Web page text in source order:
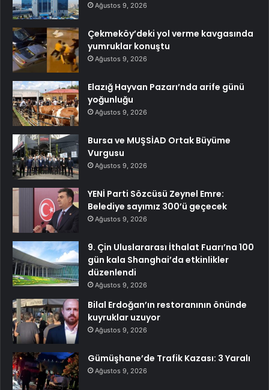
Ağustos 9, 2026
Çekmeköy’deki yol verme kavgasında
yumruklar konuştu
Ağustos 9, 2026
Elazığ Hayvan Pazarı’nda arife günü
yoğunluğu
Ağustos 9, 2026
Bursa ve MUŞSİAD Ortak Büyüme
Vurgusu
Ağustos 9, 2026
YENİ Parti Sözcüsü Zeynel Emre:
Belediye sayımız 300’ü geçecek
Ağustos 9, 2026
9. Çin Uluslararası İthalat Fuarı’na 100
gün kala Shanghai’da etkinlikler
düzenlendi
Ağustos 9, 2026
Bilal Erdoğan’ın restoranının önünde
kuyruklar uzuyor
Ağustos 9, 2026
Gümüşhane’de Trafik Kazası: 3 Yaralı
Ağustos 9, 2026